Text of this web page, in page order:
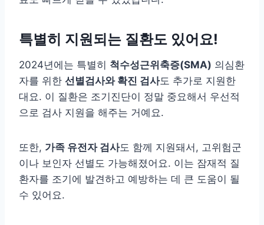
특별히 지원되는 질환도 있어요!
2024년에는 특별히 척수성근위축증(SMA) 의심환
자를 위한 선별검사와 확진 검사도 추가로 지원한
대요. 이 질환은 조기진단이 정말 중요해서 우선적
으로 검사 지원을 해주는 거예요.
또한, 가족 유전자 검사도 함께 지원돼서, 고위험군
이나 보인자 선별도 가능해졌어요. 이는 잠재적 질
환자를 조기에 발견하고 예방하는 데 큰 도움이 될
수 있어요.